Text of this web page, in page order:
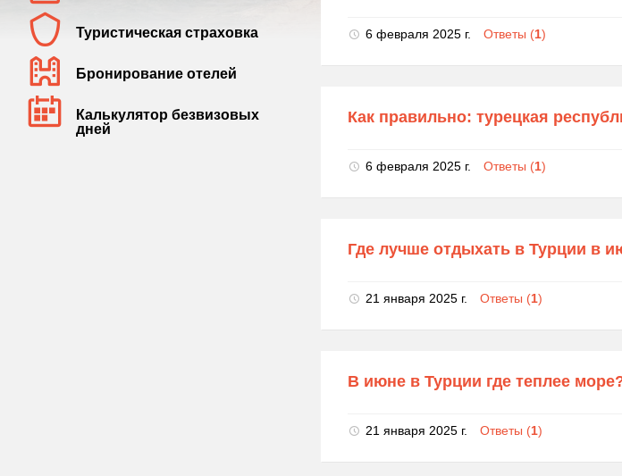
6 февраля 2025 г. Ответы (1)
Как правильно: турецкая
6 февраля 2025 г. Ответы (1)
Где лучше отдыхать в Турции в
21 января 2025 г. Ответы (1)
В июне в Турции где теплее
21 января 2025 г. Ответы (1)
Туристическая страховка
Бронирование отелей
Калькулятор безвизовых
дней